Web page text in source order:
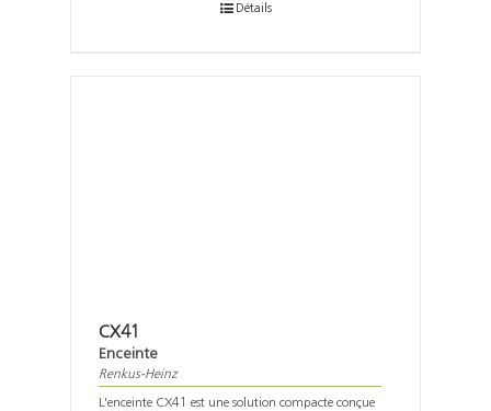
Détails
CX41
Enceinte
Renkus-Heinz
L'enceinte CX41 est une solution compacte conçue